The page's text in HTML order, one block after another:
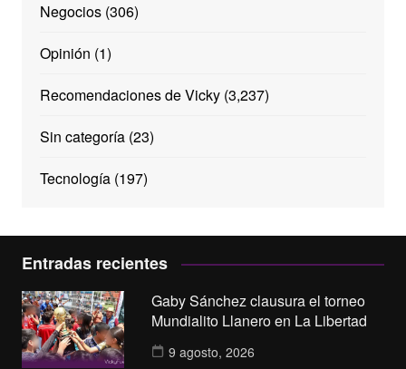
Negocios(306)
Opinión (1)
Recomendaciones de Vicky(3,237)
Sin categoría(23)
Tecnología(197)
Entradas recientes
Gaby Sánchez clausura el torneo
Mundialito Llanero en La Libertad
9 agosto, 2026